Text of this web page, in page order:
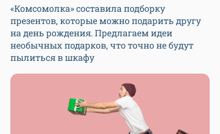
«Комсомолка» составила подборку
презентов, которые можно подарить другу
на день рождения. Предлагаем идеи
необычных подарков, что точно не будут
пылиться в шкафу